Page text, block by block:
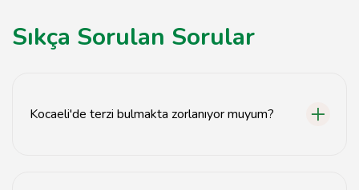
Sıkça Sorulan Sorular
Kocaeli'de terzi bulmakta zorlanıyor muyum?